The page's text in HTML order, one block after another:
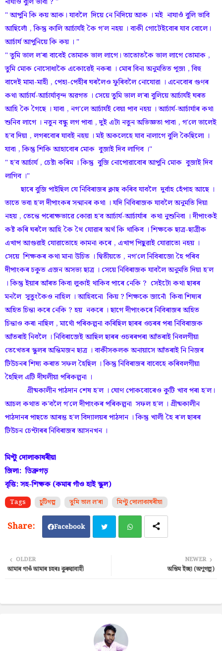
" আপুনি কি কয় আক। যাবলৈ দিয়ে নে নিদিয়ে আক । মই নাযাওঁ বুলি ভাবি
আছিলোঁ , কিন্তু কালি আৰ্চাৰ্যই কৈ গ'ল নহয় । বাকী গোটেইবোৰ যাব বোলে।
আৰ্চাৰ্য আপুনিয়ে কি কয় । "
" তুমি ভাল ল'ৰা বাবেই তোমাক ভাল লাগে। তাতোতকৈ ভাল লাগে তোমাক ,
তুমি মোক নোসোধাকৈ একোৱেই নকৰা । মোৰ বিনা অনুমতিত পূজা , বিহু
বাদেই মামা-মাহী , পেহা-পেহীৰ ঘৰলৈও ফুৰিবলৈ নোযোৱা । এনেবোৰ গুণৰ
কথা আৰ্চাৰ্য-আৰ্চাৰ্যাবৃন্দ অৱগত । সেয়ে তুমি ভাল ল'ৰা বুলিয়ে আৰ্চাৰ্যই ঘৰত
আহি কৈ গৈছে । যাবা , নগ'লে আৰ্চাৰ্যই বেয়া পাব নহয় । আৰ্চাৰ্য-আৰ্চাৰ্যাৰ কথা
শুনিব লাগে । নতুন বন্ধু লগ পাবা , দুই এটা নতুন অভিজ্ঞতা পাবা , গ'লে ভালেই
হ'ব দিয়া , লগৰবোৰ যাবই নহয় । মই অকলেহে যাব নালাগে বুলি কৈছিলো ।
যাবা , কিন্তু শিকি আহাবোৰ মোক বুজাই দিব লাগিব ।"
" হ'ব আৰ্চাৰ্য , চেষ্টা কৰিম । কিন্তু বুজি নোপোৱাবোৰ আপুনি মোক বুজাই দিব
লাগিব ।"
ছাৰে বুজি পাইছিল যে নিবিৰাজৰ ক্লাছ কৰিব যাবলৈ দুৰ্বাহ হেঁপাহ আছে ।
তাতে ভবা হ'ল দীপাংকৰ সন্মানৰ কথা । যদি নিবিৰাজক যাবলৈ অনুমতি দিয়া
নহয় , তেন্তে পৰোক্ষভাৱে কোৱা হ'ব আৰ্চাৰ্য-আৰ্চাৰ্যাৰ কথা নুশুনিবা । দীপাংকই
কষ্ট কৰি ঘৰলৈ আহি কৈ থৈ যোৱাৰ অৰ্থ কি থাকিব । শিক্ষকে ছাত্ৰ-ছাত্ৰীক
এখাপ আগুৱাই যোৱাতোহে কামনা কৰে , এখাপ পিছুৱাই যোৱাতো নহয় ।
সেয়ে শিক্ষকৰ কথা মানা উচিত । দ্বিতীয়তে , নগ'লে নিবিৰাজো হৈ পৰিব
দীপাংকৰ চকুত এজন অসভ্য ছাত্ৰ । সেয়ে নিবিৰাজক যাবলৈ অনুমতি দিয়া হ'ল
। কিন্তু ইয়াৰ আঁৰত কিবা লুকাই থাকিব পাৰে নেকি ? সেইটো কথা ছাৰৰ
মনলৈ সুতুংকৈও নাহিল । আহিবনো কিয় ? শিক্ষকে জানোঁ কিবা শিষ্যৰ
অহিত চিন্তা কৰে নেকি ? হয় নকৰে । ছাগে দীপাংকৰে নিবিৰাজৰ অহিত
চিন্তাও কৰা নাছিল , মাথোঁ পৰিকল্পনা কৰিছিল ছাৰৰ ওচৰৰ পৰা নিবিৰাজক
আঁতৰাই নিবলৈ । নিবিৰাজেই আছিল ছাৰৰ ওচৰৰপৰা আঁতৰাই নিবলগীয়া
তেখেতৰ স্কুলৰ অন্তিমজন ছাত্ৰ । বাকীসকলক অনায়াসে আঁতৰাই নি নিজৰ
টিউচনৰ শিষ্য কৰাত সফল হৈছিল । কিন্তু নিবিৰাজৰ বাবেহে কৰিবলগীয়া
হৈছিল এটি দীঘলীয়া পৰিকল্পনা ।
গ্ৰীষ্মকালীন পাঠদান শেষ হ'ল । ঘোণ পোকবোৰেও কুটি খাব পৰা হ'ল।
আচল কথাত ক'বলৈ গ'লে দীপাংকৰ পৰিকল্পনা সফল হ'ল । গ্ৰীষ্মকালীন
পাঠদানৰ পাছতে আৰম্ভ হ'ল বিদ্যালয়ৰ পাঠদান । কিন্তু খালী হৈ ৰ'ল ছাৰৰ
টিউচন চেণ্টাৰৰ নিবিৰাজৰ আসনখন ।
মিণ্টু দোলাকাষৰীয়া
জিলা: ডিব্ৰুগড়
বৃত্তি: সহ-শিক্ষক (কমাৰ গাঁও হাই স্কুল)
Tags চুটিগল্প তুমি ভাল ল'ৰা মিণ্টু দোলাকাষৰীয়া
Facebook
NEWER
অন্তিম ইচ্ছা (অণুগল্প)
OLDER
আমাৰ গাওঁ আমাৰ চহৰঃ কুৰুৱাবাহী